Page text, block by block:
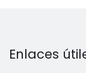
Enlaces